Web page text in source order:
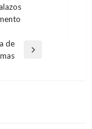
de